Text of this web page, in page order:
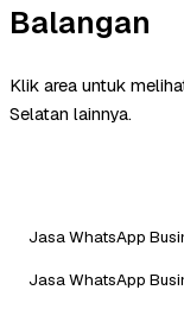
Balangan
Klik area untuk
Selatan lainnya.
Jasa WhatsApp
Jasa WhatsApp